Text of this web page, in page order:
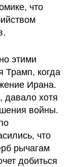
что
этими
Трамп, когда
Ирана.
давало хотя
войны.
что
рычагам
добиться